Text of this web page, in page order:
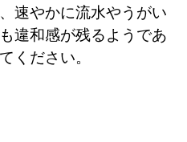
速やかに流水やうがい
違和感が残るようであ
ください。